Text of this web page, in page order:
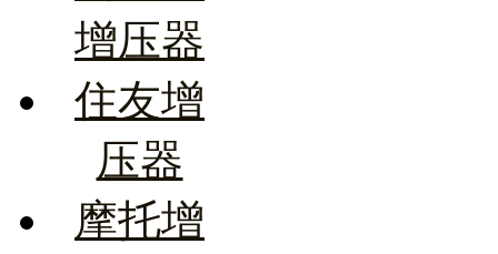
增压器
住友增
压器
摩托增